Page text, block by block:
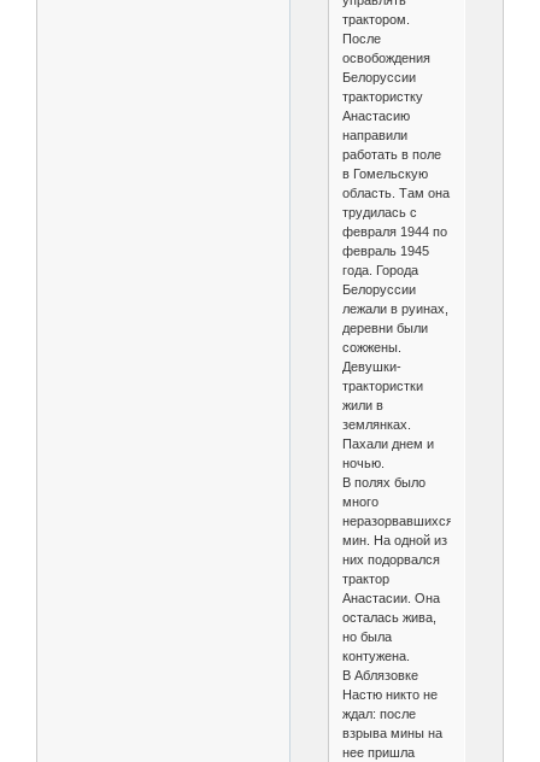
трактором.
После
освобождения
Белоруссии
трактористку
Анастасию
направили
работать в поле
в Гомельскую
область. Там она
трудилась с
февраля 1944 по
февраль 1945
года. Города
Белоруссии
лежали в руинах,
деревни были
сожжены.
Девушки-
трактористки
жили в
землянках.
Пахали днем и
ночью.
В полях было
много
неразорвавшихся
мин. На одной из
них подорвался
трактор
Анастасии. Она
осталась жива,
но была
контужена.
В Аблязовке
Настю никто не
ждал: после
взрыва мины на
нее пришла